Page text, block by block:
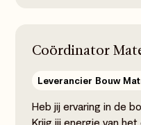
Coördinator
Leverancier Bouw
Heb jij ervaring in de